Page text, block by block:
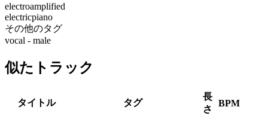
electroamplified
electricpiano
その他のタグ
vocal - male
似たトラック
タイトル タグ
長
さ
BPM